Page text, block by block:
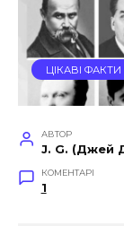
ЦІКАВІ
АВТОР
J. G. (Джей
КОМЕНТАРІ
1